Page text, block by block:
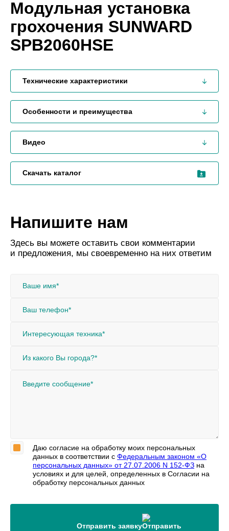
Модульная установка
грохочения SUNWARD
SPB2060HSE
Технические характеристики
Особенности и преимущества
Видео
Скачать каталог
Напишите нам
Здесь вы можете оставить свои комментарии
и предложения, мы своевременно на них ответим
Даю согласие на обработку моих персональных
данных в соответствии c Федеральным законом «О
персональных данных» от 27.07.2006 N 152-ФЗ на
условиях и для целей, определенных в Согласии на
обработку персональных данных
Отправить заявку